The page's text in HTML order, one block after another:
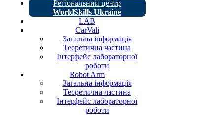
Регіональний центр
WorldSkills Ukraine
LAB
CarVali
Загальна інформація
Теоретична частина
Інтерфейс лабораторної
роботи
Robot Arm
Загальна інформація
Теоретична частина
Інтерфейс лабораторної
роботи